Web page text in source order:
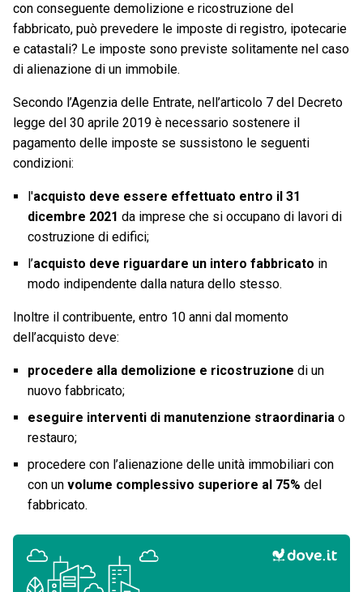
con conseguente demolizione e ricostruzione del
fabbricato, può prevedere le imposte di registro, ipotecarie
e catastali? Le imposte sono previste solitamente nel caso
di alienazione di un immobile.
Secondo l’Agenzia delle Entrate, nell’articolo 7 del Decreto
legge del 30 aprile 2019 è necessario sostenere il
pagamento delle imposte se sussistono le seguenti
condizioni:
l'acquisto deve essere effettuato entro il 31
dicembre 2021 da imprese che si occupano di lavori di
costruzione di edifici;
l’acquisto deve riguardare un intero fabbricato in
modo indipendente dalla natura dello stesso.
Inoltre il contribuente, entro 10 anni dal momento
dell’acquisto deve:
procedere alla demolizione e ricostruzione di un
nuovo fabbricato;
eseguire interventi di manutenzione straordinariao
restauro;
procedere con l’alienazione delle unità immobiliari con
con un volume complessivo superiore al 75% del
fabbricato.